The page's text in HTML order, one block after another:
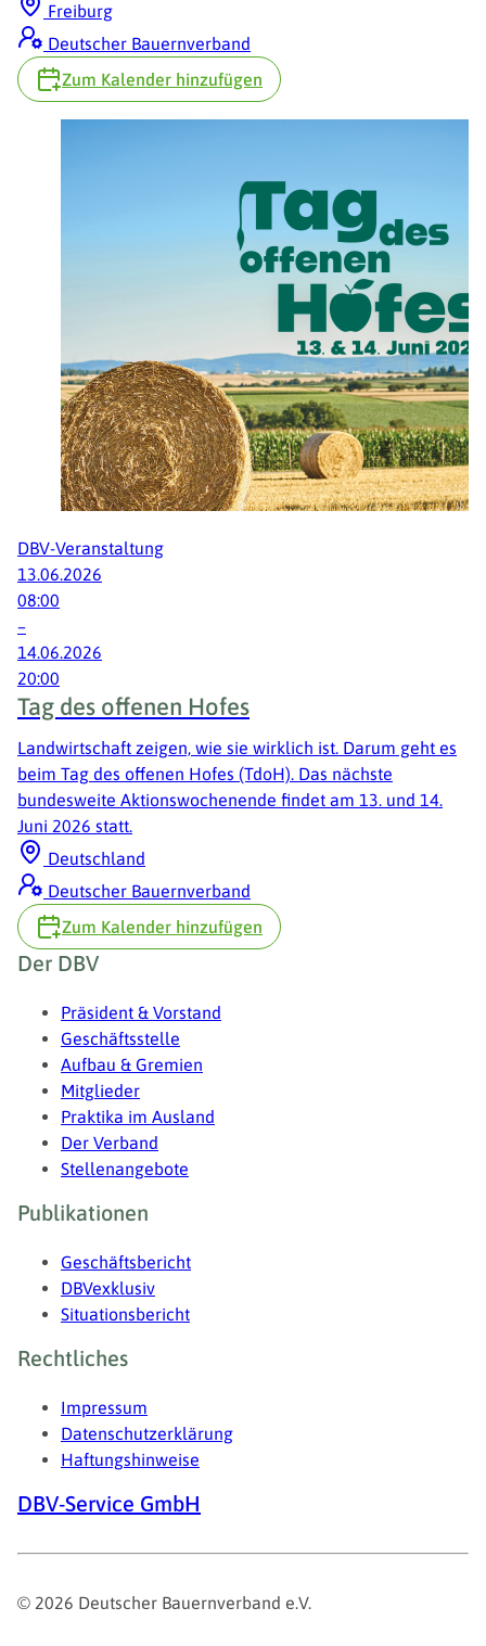
Freiburg
Deutscher Bauernverband
Zum Kalender hinzufügen
DBV-Veranstaltung
13.06.2026
08:00
–
14.06.2026
20:00
Tag des offenen Hofes
Landwirtschaft zeigen, wie sie wirklich ist. Darum geht es
beim Tag des offenen Hofes (TdoH). Das nächste
bundesweite Aktionswochenende findet am 13. und 14.
Juni 2026 statt.
Deutschland
Deutscher Bauernverband
Zum Kalender hinzufügen
Fußzeile
Der DBV
Präsident & Vorstand
Geschäftsstelle
Aufbau & Gremien
Mitglieder
Praktika im Ausland
Der Verband
Stellenangebote
Publikationen
Geschäftsbericht
DBVexklusiv
Situationsbericht
Rechtliches
Impressum
Datenschutzerklärung
Haftungshinweise
DBV-Service GmbH
© 2026 Deutscher Bauernverband e.V.